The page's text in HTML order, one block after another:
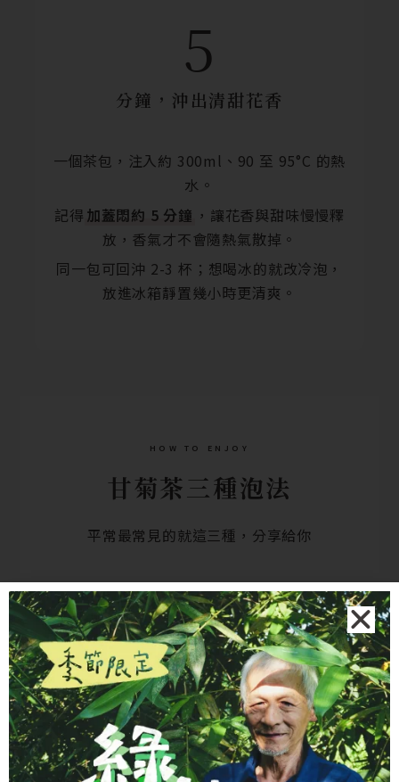
5
分鐘，沖出清甜花香
一個茶包，注入約 300ml、90 至 95°C 的熱
水。
記得 加蓋悶約 5 分鐘 ，讓花香與甜味慢慢釋
放，香氣才不會隨熱氣散掉。
同一包可回沖 2-3 杯；想喝冰的就改冷泡，
放進冰箱靜置幾小時更清爽。
HOW TO ENJOY
甘菊茶三種泡法
平常最常見的就這三種，分享給你
熱
熱 ‧ 溫熱一杯
熱水沖開、加蓋悶 5 分鐘，清甜花香溫醇順口，午
後或睡前想喝點溫熱的都合適。